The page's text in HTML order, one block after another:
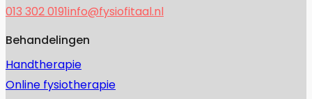
013 302 0191info@fysiofitaal.nl
Behandelingen
Handtherapie
Online fysiotherapie